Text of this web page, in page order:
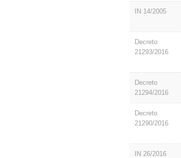
IN 14/2005
Decreto
21293/2016
Decreto
21294/2016
Decreto
21290/2016
IN 26/2016